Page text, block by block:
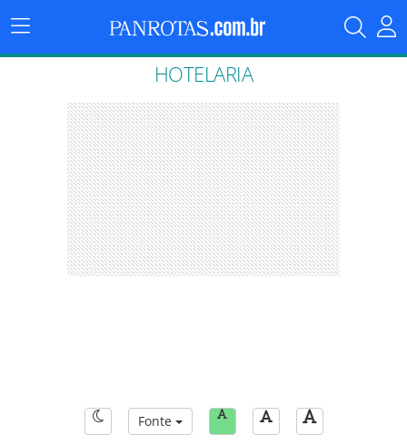
Menu
Principal
HOTELARIA
Fonte